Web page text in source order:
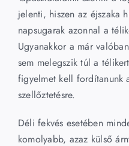
jelenti, hiszen az éjszaka
napsugarak azonnal a
Ugyanakkor a már
sem melegszik túl a
figyelmet kell fordítanunk
szellőztetésre.
Déli fekvés esetében
komolyabb, azaz külső